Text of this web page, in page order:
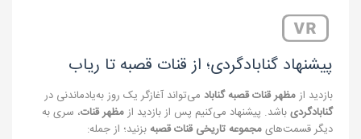
پیشنهاد گنابادگردی؛ از قنات قصبه تا ریاب
بازدید ازمظهر قنات قصبه گناباد می‌تواند آغازگر یک روز به‌یادماندنی در
گنابادگردیباشد. پیشنهاد می‌کنیم پس از بازدید ازمظهر قنات، سری به
دیگر قسمت‌هایمجموعه تاریخی قنات قصبهبزنید؛ از جمله: